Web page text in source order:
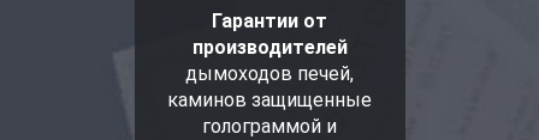
Гарантии от
производителей
дымоходов печей,
каминов защищенные
голограммой и